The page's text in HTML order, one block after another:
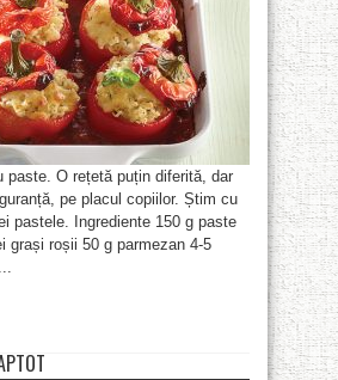
paste. O rețetă puțin diferită, dar
pe placul copiilor. Știm cu
pastele. Ingrediente 150 g paste
grași roșii 50 g parmezan 4-5